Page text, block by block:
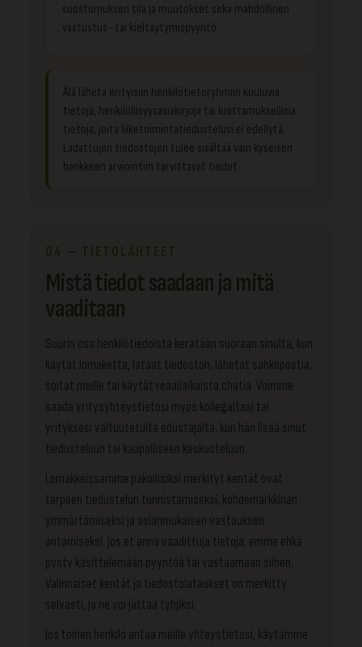
suostumuksen tila ja muutokset sekä mahdollinen
vastustus- tai kieltäytymispyyntö.
Älä lähetä erityisiin henkilötietoryhmiin kuuluvia
tietoja, henkilöllisyysasiakirjoja tai luottamuksellisia
tietoja, joita liiketoimintatiedustelusi ei edellytä.
Ladattujen tiedostojen tulee sisältää vain kyseisen
hankkeen arviointiin tarvittavat tiedot.
04 — TIETOLÄHTEET
Mistä tiedot saadaan ja mitä
vaaditaan
Suurin osa henkilötiedoista kerätään suoraan sinulta, kun
käytät lomaketta, lataat tiedoston, lähetät sähköpostia,
soitat meille tai käytät reaaliaikaista chatia. Voimme
saada yritysyhteystietosi myös kollegaltasi tai
yrityksesi valtuutetulta edustajalta, kun hän lisää sinut
tiedusteluun tai kaupalliseen keskusteluun.
Lomakkeissamme pakollisiksi merkityt kentät ovat
tarpeen tiedustelun tunnistamiseksi, kohdemarkkinan
ymmärtämiseksi ja asianmukaisen vastauksen
antamiseksi. Jos et anna vaadittuja tietoja, emme ehkä
pysty käsittelemään pyyntöä tai vastaamaan siihen.
Valinnaiset kentät ja tiedostolataukset on merkitty
selvästi, ja ne voi jättää tyhjiksi.
Jos toinen henkilö antaa meille yhteystietosi, käytämme